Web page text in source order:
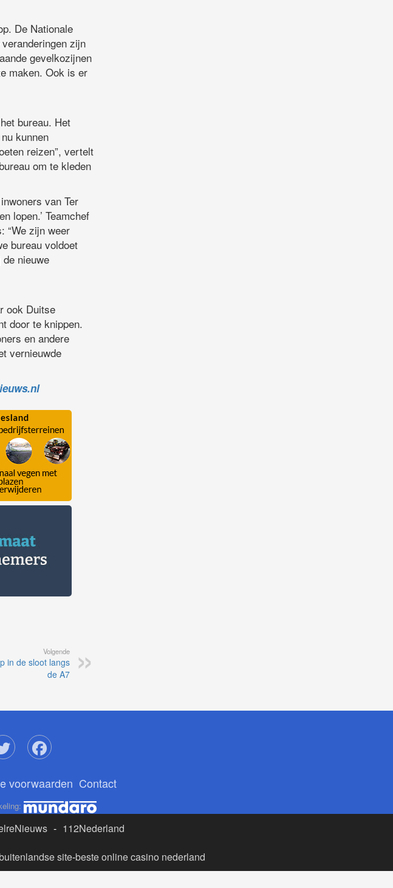
De Nationale
zijn
gevelkozijnen
maken. Ook is er
bureau. Het
kunnen
reizen”, vertelt
om te kleden
van Ter
lopen.’ Teamchef
“We zijn weer
bureau voldoet
nieuwe
ook Duitse
door te knippen.
en andere
vernieuwde
Volgende
in de sloot langs
de A7
voorwaarden Contact
- 112Nederland
site-beste online casino nederland